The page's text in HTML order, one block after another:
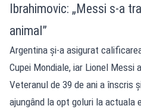
Ibrahimovic: „Messi s-a
animal”
Argentina și-a asigurat
Cupei Mondiale, iar Lionel Messi
Veteranul de 39 de ani a înscris
ajungând la opt goluri la actuala